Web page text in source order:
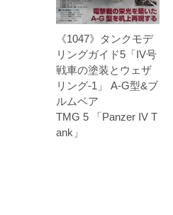
《1047》タンクモデ
リングガイド5「IV号
戦車の塗装とウェザ
リング-1」 A-G型&ブ
ルムベア
TMG 5 「Panzer IV T
ank」